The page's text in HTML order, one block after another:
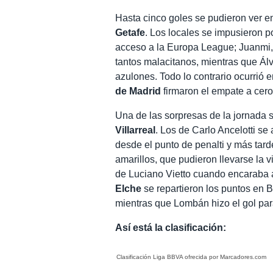
Hasta cinco goles se pudieron ver
Getafe. Los locales se impusieron
acceso a la Europa League;
tantos malacitanos, mientras que
azulones. Todo lo contrario ocurrió
de Madrid firmaron el empate a
Una de las sorpresas de la jornada
Villarreal . Los de Carlo Ancelotti
desde el punto de penalti y más
amarillos, que pudieron llevarse la
de Luciano Vietto cuando
Elche se repartieron los puntos en
mientras que Lombán hizo el gol
Así está la clasificación:
ClasificaciónLiga BBVA ofrecida por Marcadores.com